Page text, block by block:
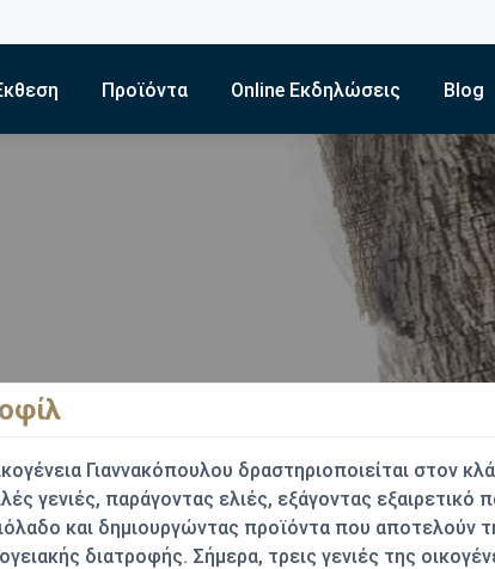
Προϊόντα Online Εκδηλώσεις Blog
Γιαννακόπουλου δραστηριοποιείται στον
γενιές, παράγοντας ελιές, εξάγοντας εξαιρετικό
και δημιουργώντας προϊόντα που αποτελούν
διατροφής. Σήμερα, τρεις γενιές της